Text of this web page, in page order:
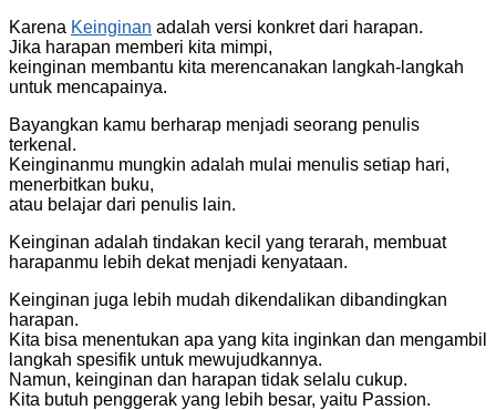
Karena Keinginan adalah versi konkret dari harapan.
Jika harapan memberi kita mimpi,
keinginan membantu kita merencanakan langkah-langkah
untuk mencapainya.
Bayangkan kamu berharap menjadi seorang penulis
terkenal.
Keinginanmu mungkin adalah mulai menulis setiap hari,
menerbitkan buku,
atau belajar dari penulis lain.
Keinginan adalah tindakan kecil yang terarah, membuat
harapanmu lebih dekat menjadi kenyataan.
Keinginan juga lebih mudah dikendalikan dibandingkan
harapan.
Kita bisa menentukan apa yang kita inginkan dan mengambil
langkah spesifik untuk mewujudkannya.
Namun, keinginan dan harapan tidak selalu cukup.
Kita butuh penggerak yang lebih besar, yaitu Passion.